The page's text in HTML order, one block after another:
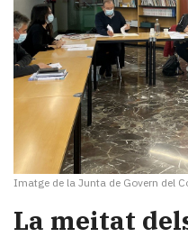
Imatge de la Junta de Govern del
La meitat